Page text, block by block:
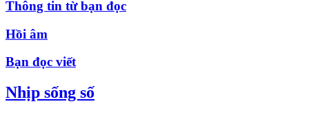
Thông tin từ bạn đọc
Hồi âm
Bạn đọc viết
Nhịp sống số